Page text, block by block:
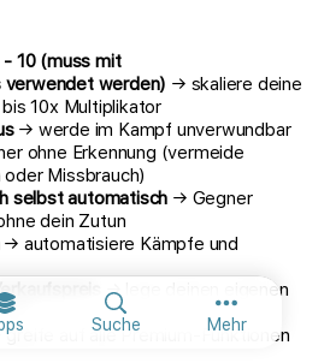
Suche Mehr
Weitere
- 10 (muss mit
verwendet werden) → skaliere deine
10x Multiplikator
→ werde im Kampf unverwundbar
ohne Erkennung (vermeide
Missbrauch)
selbst automatisch → Gegner
dein Zutun
→ automatisiere Kämpfe und
→ lege deinen eigenen
auf alle Premium-Funktionen